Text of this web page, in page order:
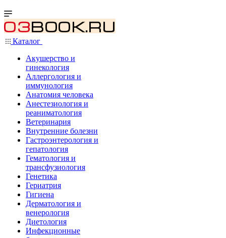
Каталог
Акушерство и
гинекология
Аллергология и
иммунология
Анатомия человека
Анестезиология и
реаниматология
Ветеринария
Внутренние болезни
Гастроэнтерология и
гепатология
Гематология и
трансфузиология
Генетика
Гериатрия
Гигиена
Дерматология и
венерология
Диетология
Инфекционные